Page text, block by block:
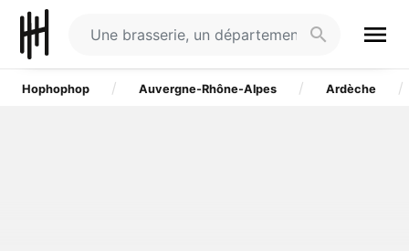
search menu
Hophophop Auvergne-Rhône-Alpes Ardèche